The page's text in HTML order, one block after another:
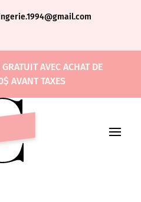
AVEC ACHAT DE
AVANT TAXES